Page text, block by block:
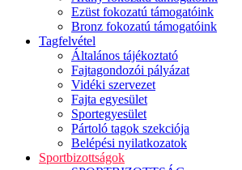
Ezüst fokozatú támogatóink
Bronz fokozatú támogatóink
Tagfelvétel
Általános tájékoztató
Fajtagondozói pályázat
Vidéki szervezet
Fajta egyesület
Sportegyesület
Pártoló tagok szekciója
Belépési nyilatkozatok
Sportbizottságok